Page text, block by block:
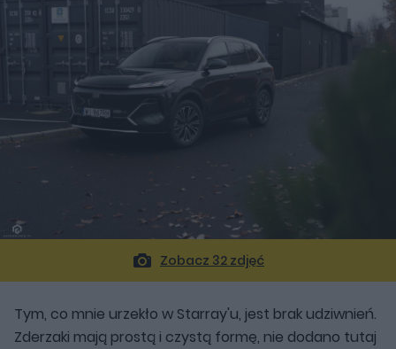
Zobacz 32 zdjęć
Tym, co mnie urzekło w Starray'u, jest brak udziwnień.
Zderzaki mają prostą i czystą formę, nie dodano tutaj